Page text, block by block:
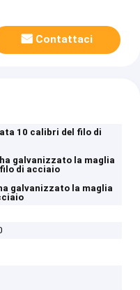
Contattaci
10 calibri del filo di
galvanizzato la maglia
di acciaio
galvanizzato la maglia